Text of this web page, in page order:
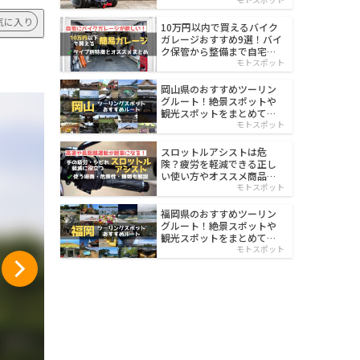
に入り
10万円以内で買えるバイク
ガレージおすすめ9選！バイ
ク保管から整備まで自宅で
モトスポット
岡山県のおすすめツーリン
グルート！絶景スポットや
観光スポットをまとめて紹
モトスポット
スロットルアシストは危
険？疲労を軽減できる正し
い使い方やオススメ商品を
モトスポット
福岡県のおすすめツーリン
グルート！絶景スポットや
観光スポットをまとめて紹
モトスポット